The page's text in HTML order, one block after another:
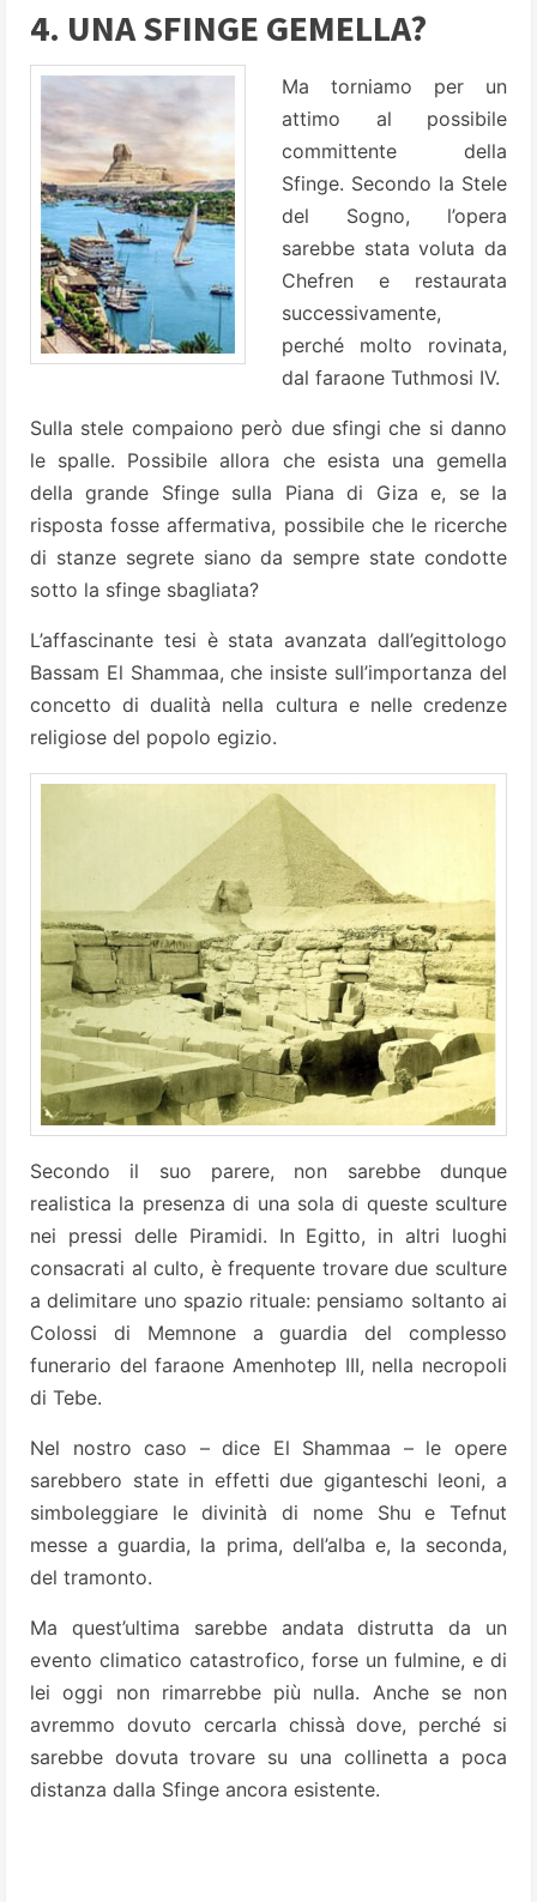
4. UNA SFINGE GEMELLA?
Ma torniamo per un
attimo al possibile
committente della
Sfinge. Secondo la Stele
del Sogno, l’opera
sarebbe stata voluta da
Chefren e restaurata
successivamente,
perché molto rovinata,
dal faraone Tuthmosi IV.
Sulla stele compaiono però due sfingi che si danno
le spalle. Possibile allora che esista una gemella
della grande Sfinge sulla Piana di Giza e, se la
risposta fosse affermativa, possibile che le ricerche
di stanze segrete siano da sempre state condotte
sotto la sfinge sbagliata?
L’affascinante tesi è stata avanzata dall’egittologo
Bassam El Shammaa, che insiste sull’importanza del
concetto di dualità nella cultura e nelle credenze
religiose del popolo egizio.
Secondo il suo parere, non sarebbe dunque
realistica la presenza di una sola di queste sculture
nei pressi delle Piramidi. In Egitto, in altri luoghi
consacrati al culto, è frequente trovare due sculture
a delimitare uno spazio rituale: pensiamo soltanto ai
Colossi di Memnone a guardia del complesso
funerario del faraone Amenhotep III, nella necropoli
di Tebe.
Nel nostro caso – dice El Shammaa – le opere
sarebbero state in effetti due giganteschi leoni, a
simboleggiare le divinità di nome Shu e Tefnut
messe a guardia, la prima, dell’alba e, la seconda,
del tramonto.
Ma quest’ultima sarebbe andata distrutta da un
evento climatico catastrofico, forse un fulmine, e di
lei oggi non rimarrebbe più nulla. Anche se non
avremmo dovuto cercarla chissà dove, perché si
sarebbe dovuta trovare su una collinetta a poca
distanza dalla Sfinge ancora esistente.